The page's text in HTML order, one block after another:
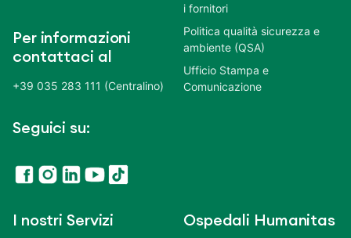
Per informazioni
contattaci al
+39 035 283 111 (Centralino)
Seguici su:
i fornitori
Politica qualità sicurezza e
ambiente (QSA)
Ufficio Stampa e
Comunicazione
I nostri Servizi Ospedali Humanitas